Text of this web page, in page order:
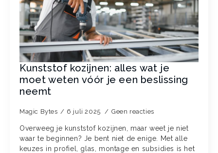
Kunststof kozijnen: alles wat je
moet weten vóór je een beslissing
neemt
Magic Bytes 6 juli 2025 Geen reacties
Overweeg je kunststof kozijnen, maar weet je niet
waar te beginnen? Je bent niet de enige. Met alle
keuzes in profiel, glas, montage en subsidies is het